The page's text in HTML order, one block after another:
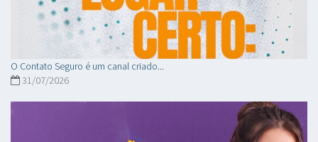
O Contato Seguro é um canal criado...
31/07/2026